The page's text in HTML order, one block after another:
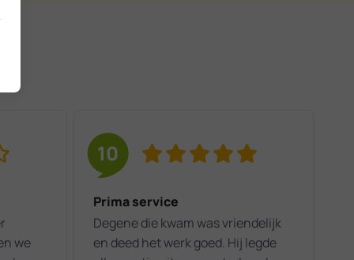
we
10
Prima service
Degene die kwam was vriendelijk
en deed het werk goed. Hij legde